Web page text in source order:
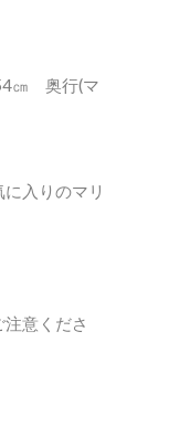
㎝ 奥行(マ
入りのマリ
意くださ